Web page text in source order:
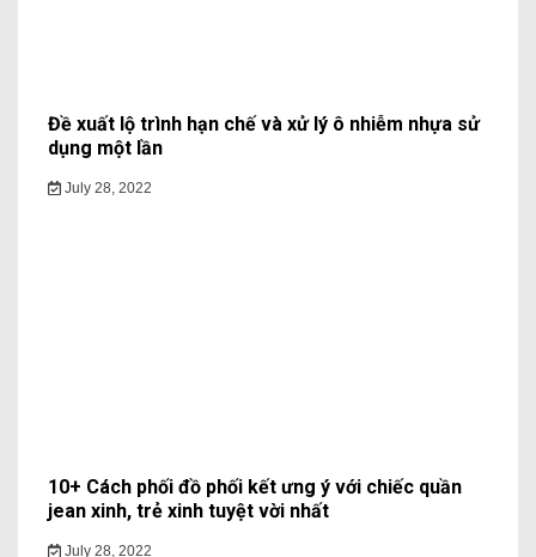
Đề xuất lộ trình hạn chế và xử lý ô nhiễm nhựa sử
dụng một lần
July 28, 2022
10+ Cách phối đồ phối kết ưng ý với chiếc quần
jean xinh, trẻ xinh tuyệt vời nhất
July 28, 2022